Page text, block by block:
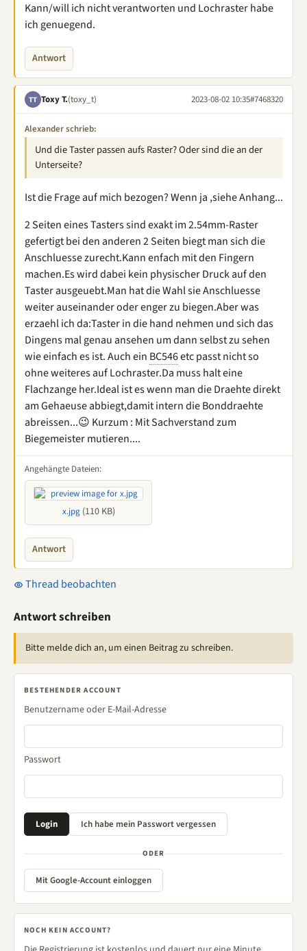
Kann/will ich nicht verantworten und Lochraster habe
ich genuegend.
Antwort
TT Toxy T.(toxy_t) 2023-08-02 10:35#7468320
Alexander schrieb:
Und die Taster passen aufs Raster? Oder sind die an der
Unterseite?
Ist die Frage auf mich bezogen? Wenn ja ,siehe Anhang...
2 Seiten eines Tasters sind exakt im 2.54mm-Raster
gefertigt bei den anderen 2 Seiten biegt man sich die
Anschluesse zurecht.Kann enfach mit den Fingern
machen.Es wird dabei kein physischer Druck auf den
Taster ausgeuebt.Man hat die Wahl sie Anschluesse
weiter auseinander oder enger zu biegen.Aber was
erzaehl ich da:Taster in die hand nehmen und sich das
Dingens mal genau ansehen um dann selbst zu sehen
wie einfach es ist. Auch ein BC546etc passt nicht so
ohne weiteres auf Lochraster.Da muss halt eine
Flachzange her.Ideal ist es wenn man die Draehte direkt
am Gehaeuse abbiegt,damit intern die Bonddraehte
abreissen...😉 Kurzum : Mit Sachverstand zum
Biegemeister mutieren....
Angehängte Dateien:
x.jpg(110 KB)
Antwort
Thread beobachten
Antwort schreiben
Bitte melde dich an, um einen Beitrag zu schreiben.
BESTEHENDER ACCOUNT
Benutzername oder E-Mail-Adresse
Passwort
ODER
Mit Google-Account einloggen
NOCH KEIN ACCOUNT?